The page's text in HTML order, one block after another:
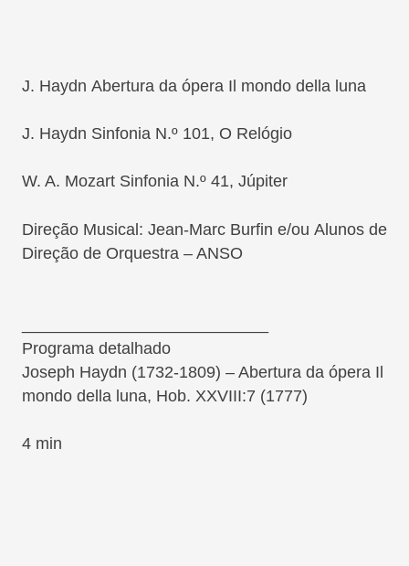
J. Haydn Abertura da ópera Il mondo della luna
J. Haydn Sinfonia N.º 101, O Relógio
W. A. Mozart Sinfonia N.º 41, Júpiter
Direção Musical: Jean-Marc Burfin e/ou Alunos de
Direção de Orquestra – ANSO
Programa detalhado
Joseph Haydn (1732-1809) – Abertura da ópera Il
mondo della luna, Hob. XXVIII:7 (1777)
4 min